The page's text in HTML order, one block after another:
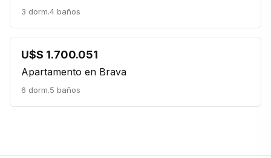
3 dorm.4 baños
U$S 1.700.051
Apartamento en Brava
6 dorm.5 baños